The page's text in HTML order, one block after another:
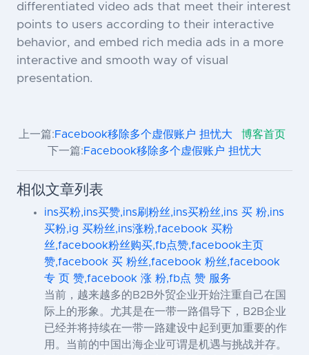
differentiated video ads that meet their interest
points to users according to their interactive
behavior, and embed rich media ads in a more
interactive and smooth way of visual
presentation.
上一篇:Facebook移除多个虚假账户 担忧大
博客首页
下一篇:Facebook移除多个虚假账户 担忧大
相似文章列表
ins买粉,ins买赞,ins刷粉丝,ins买粉丝,ins 买 粉,ins
买粉,ig 买粉丝,ins涨粉,facebook 买粉
丝,facebook粉丝购买,fb点赞,facebook主页
赞,facebook 买 粉丝,facebook 粉丝,facebook
专 页 赞,facebook 涨 粉,fb点 赞 服务
当前，越来越多的B2B外贸企业开始注重自己在国
际上的形象。尤其是在一带一路倡导下，B2B企业
已经并将持续在一带一路建设中起到更加重要的作
用。当前的中国出海企业可谓是机遇与挑战并存。